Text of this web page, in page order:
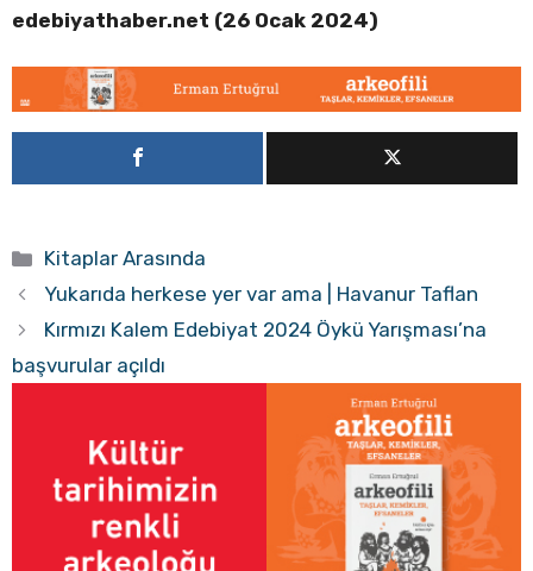
edebiyathaber.net (26 Ocak 2024)
Kategoriler
Kitaplar Arasında
Yukarıda herkese yer var ama | Havanur Taflan
Kırmızı Kalem Edebiyat 2024 Öykü Yarışması’na
başvurular açıldı